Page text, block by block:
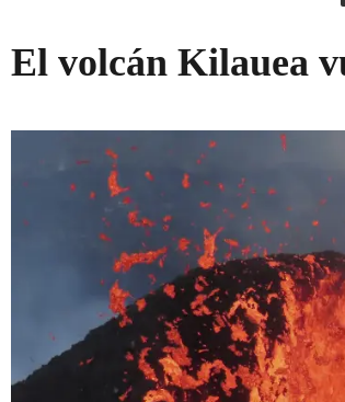
El volcán Kilauea